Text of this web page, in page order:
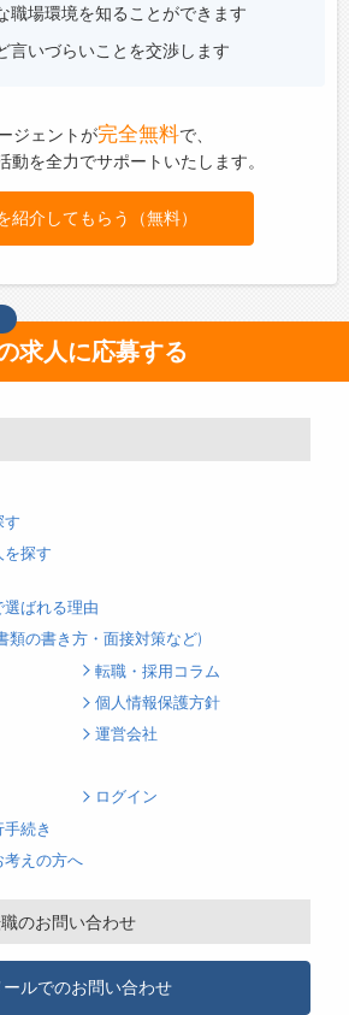
職場環境を知ることができます
言いづらいことを交渉します
ジェントが完全無料で、
動を全力でサポートいたします。
紹介してもらう（無料）
求人に応募する
す
を探す
ばれる理由
類の書き方・面接対策など)
転職・採用コラム
個人情報保護方針
運営会社
ログイン
続き
考えの方へ
のお問い合わせ
ールでのお問い合わせ